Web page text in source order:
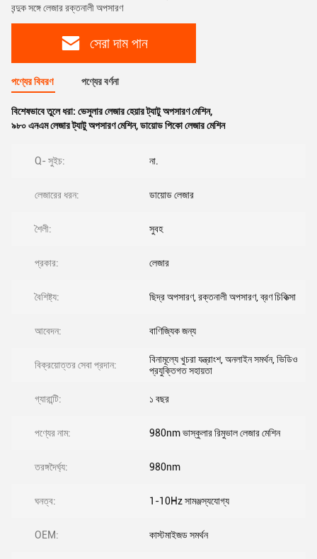
বন্দুক সঙ্গে লেজার রক্তনালী অপসারণ
সেরা দাম পান
পণ্যের বিবরণ পণ্যের বর্ণনা
বিশেষভাবে তুলে ধরা: ভেসুলার লেজার হেয়ার ট্যাটু অপসারণ মেশিন,
৯৮০ এনএম লেজার ট্যাটু অপসারণ মেশিন,ডায়োড পিকো লেজার মেশিন
Q- সুইচ: না.
লেজারের ধরন: ডায়োড লেজার
শৈলী: সুবহ
প্রকার: লেজার
বৈশিষ্ট্য: ছিদ্র অপসারণ, রক্তনালী অপসারণ, ব্রণ চিকিত্সা
আবেদন: বাণিজ্যিক জন্য
বিক্রয়োত্তর সেবা প্রদান:
বিনামূল্যে খুচরা যন্ত্রাংশ, অনলাইন সমর্থন, ভিডিও
প্রযুক্তিগত সহায়তা
গ্যারান্টি: ১ বছর
পণ্যের নাম: 980nm ভাস্কুলার রিমুভাল লেজার মেশিন
তরঙ্গদৈর্ঘ্য: 980nm
ঘনত্ব: 1-10Hz সামঞ্জস্যযোগ্য
OEM: কাস্টমাইজড সমর্থন